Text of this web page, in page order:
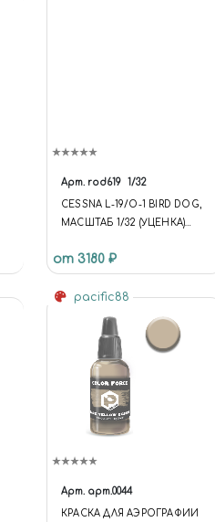
Арт. rod619 1/32
CESSNA L-19/O-1 BIRD DOG,
МАСШТАБ 1/32 (УЦЕНКА)
САМОЛЁТЫ
от 3180 ₽
pacific88
Арт. арт.0044
КРАСКА ДЛЯ АЭРОГРАФИИ